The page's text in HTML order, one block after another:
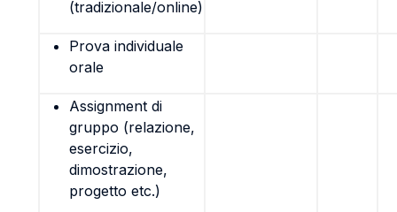
(tradizionale/online)
Prova individuale
orale
Assignment di
gruppo (relazione,
esercizio,
dimostrazione,
progetto etc.)